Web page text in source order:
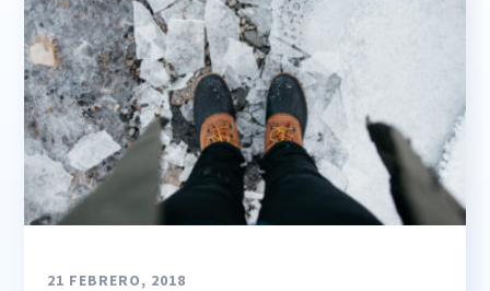
21 FEBRERO, 2018